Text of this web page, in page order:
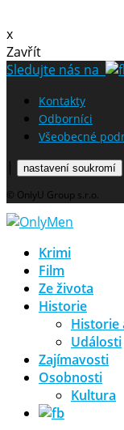
x
Zavřít
Sledujte nás na
Kontakty
Odborníci
Všeobecné
| nastavení soukromí
© OnlyU Group s.r.o.
Krimi
Film
Ze života
Historie
Historie
Události
Zajímavosti
Osobnosti
Kultura